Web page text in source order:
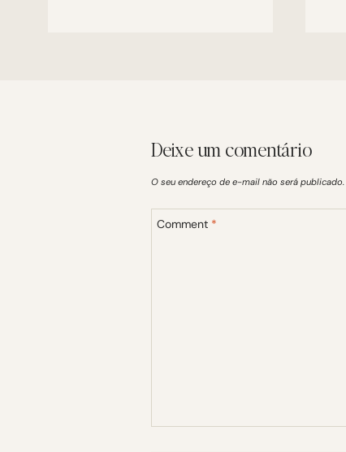
Deixe um comentário
O seu endereço de e-mail não será publicado.
Comment *